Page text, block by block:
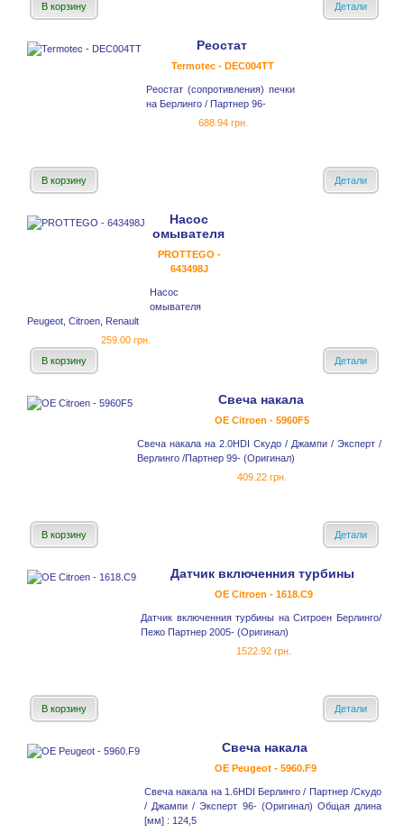
В корзину Детали
Реостат
Termotec - DEC004TT
Реостат (сопротивления) печки
на Берлинго / Партнер 96-
688.94 грн.
В корзину Детали
Насос
омывателя
PROTTEGO -
643498J
Насос
омывателя
Peugeot, Citroen, Renault
259.00 грн.
В корзину
Детали
Свеча накала
OE Citroen - 5960F5
Свеча накала на 2.0HDI Скудо / Джампи / Эксперт /
Верлинго /Партнер 99- (Оригинал)
409.22 грн.
В корзину Детали
Датчик включенния турбины
OE Citroen - 1618.C9
Датчик включенния турбины на Ситроен Берлинго/
Пежо Партнер 2005- (Оригинал)
1522.92 грн.
В корзину Детали
Свеча накала
OE Peugeot - 5960.F9
Свеча накала на 1.6HDI Берлинго / Партнер /Скудо
/ Джампи / Эксперт 96- (Оригинал) Общая длина
[мм] : 124,5